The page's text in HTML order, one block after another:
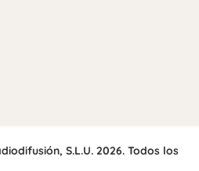
S.L.U. 2026. Todos los